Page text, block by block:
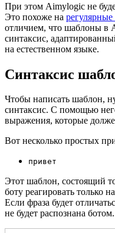
При этом Aimylogic не
Это похоже на
отличием, что шаблоны в
синтаксис,
на естественном языке.
Синтаксис
Чтобы написать шаблон,
синтаксис. С помощью
выражения, которые
Вот несколько простых
привет
Этот шаблон, состоящий
боту реагировать только
Если фраза будет
не будет распознана ботом.